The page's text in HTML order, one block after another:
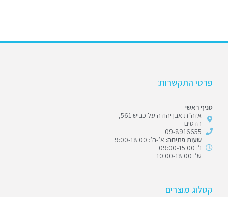
פרטי התקשרות:
סניף ראשי
אזה״ת אבן יהודה על כביש 561,
הדסים
09-8916655
שעות פתיחה: א’-ה’: 9:00-18:00
ו’: 09:00-15:00
ש’: 10:00-18:00
קטלוג מוצרים